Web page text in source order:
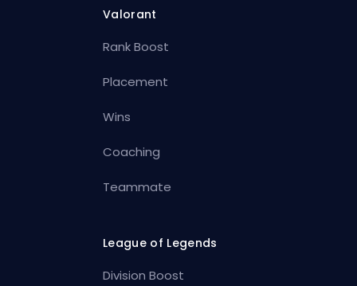
Valorant
Rank Boost
Placement
Wins
Coaching
Teammate
League of Legends
Division Boost